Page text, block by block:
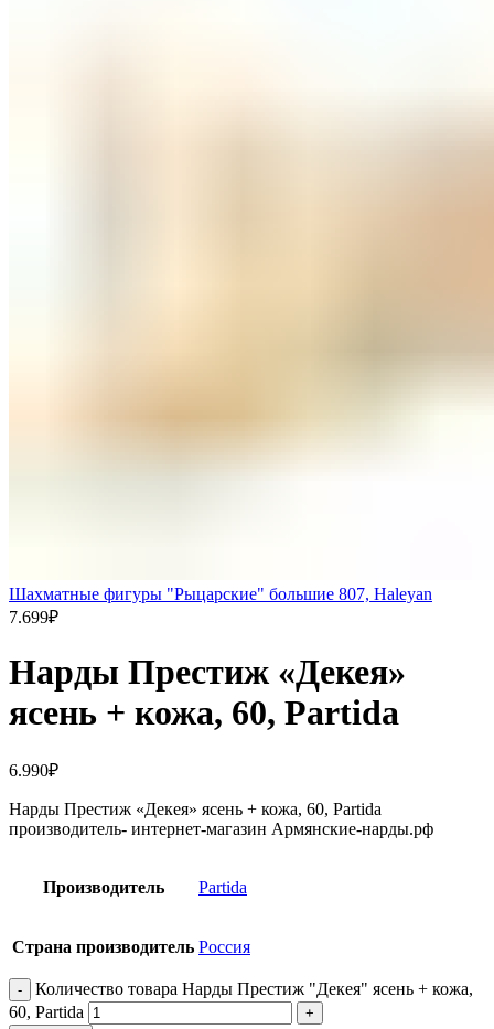
Шахматные фигуры "Рыцарские" большие 807, Haleyan
7.699₽
Нарды Престиж «Декея»
ясень + кожа, 60, Partida
6.990₽
Нарды Престиж «Декея» ясень + кожа, 60, Partida
производитель- интернет-магазин Армянские-нарды.рф
Производитель Partida
Страна производитель Россия
Количество товара Нарды Престиж "Декея" ясень + кожа,
60, Partida